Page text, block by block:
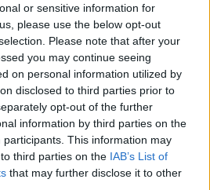
or sensitive information for
please use the below opt-out
Please note that after your
you may continue seeing
on personal information utilized by
disclosed to third parties prior to
opt-out of the further
information by third parties on the
participants. This information may
third parties on the IAB’s List of
that may further disclose it to other
le tue segnalazioni,
video e le tue foto
al numero +39
7512